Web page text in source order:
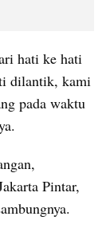
hati ke hati
dilantik, kami
pada waktu
Pintar,